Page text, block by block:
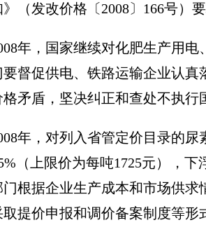
（发改价格〔2008〕166号）
，国家继续对化肥生产用电
督促供电、铁路运输企业认
矛盾，坚决纠正和查处不执行
，对列入省管定价目录的尿
（上限价为每吨1725元），
根据企业生产成本和市场供
提价申报和调价备案制度等形